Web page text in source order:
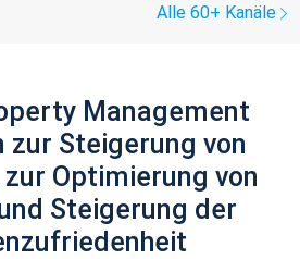
Alle 60+ Kanäle
Management
zur Steigerung von
zur Optimierung von
Steigerung der